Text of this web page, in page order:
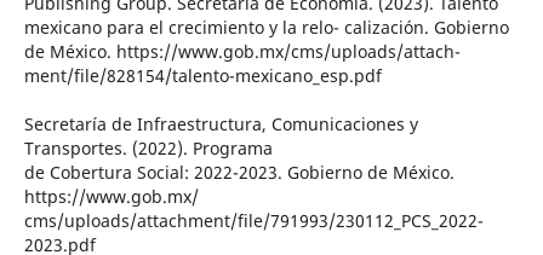
mexicano para el crecimiento y la relo- calización. Gobierno
de México. https://www.gob.mx/cms/uploads/attach-
ment/file/828154/talento-mexicano_esp.pdf
Secretaría de Infraestructura, Comunicaciones y
Transportes. (2022). Programa
de Cobertura Social: 2022-2023. Gobierno de México.
https://www.gob.mx/
cms/uploads/attachment/file/791993/230112_PCS_2022-
2023.pdf